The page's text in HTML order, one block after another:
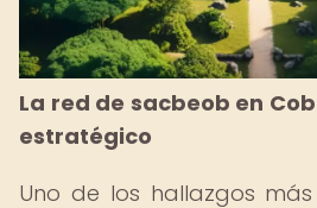
La red de sacbeob en
estratégico
Uno de los hallazgos